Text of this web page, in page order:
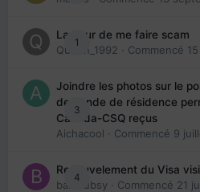
1
La peur de me faire scam
Queen_1992 · Commencé
3
Joindre les photos sur le
demande de résidence
Canada-CSQ reçus
Aichacool · Commencé 9
4
Renouvelement du Visa
babibubsy · Commencé 21